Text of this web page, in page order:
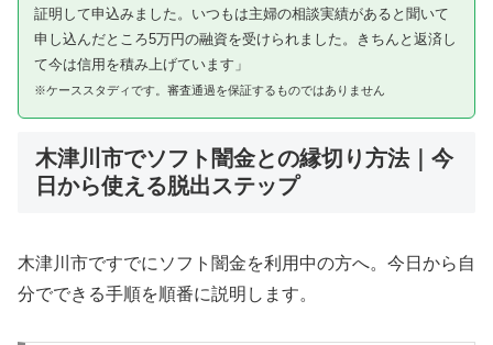
証明して申込みました。いつもは主婦の相談実績があると聞いて
申し込んだところ5万円の融資を受けられました。きちんと返済し
て今は信用を積み上げています」
※ケーススタディです。審査通過を保証するものではありません
木津川市でソフト闇金との縁切り方法｜今
日から使える脱出ステップ
木津川市ですでにソフト闇金を利用中の方へ。今日から自
分でできる手順を順番に説明します。